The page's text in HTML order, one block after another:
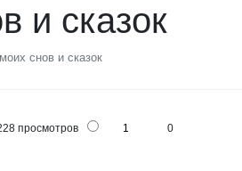
и сказок
снов и сказок
просмотров 1 0